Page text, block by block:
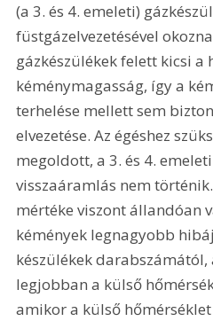
(a 3. és 4. emeleti)
füstgázelvezetésével
gázkészülékek felett kicsi a
kéménymagasság, így a
terhelése mellett sem
elvezetése. Az égéshez
megoldott, a 3. és 4.
visszaáramlás nem
mértéke viszont állandóan
kémények legnagyobb
készülékek darabszámától,
legjobban a külső
amikor a külső